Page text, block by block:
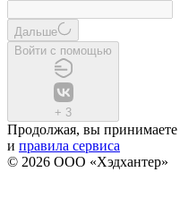
Дальше
Войти с помощью
+ 3
Продолжая, вы принимаете
и правила сервиса
© 2026 ООО «Хэдхантер»